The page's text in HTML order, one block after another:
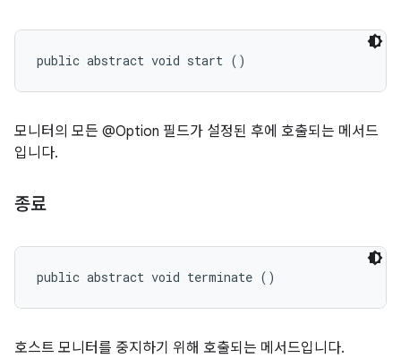
public abstract void start ()
모니터의 모든 @Option 필드가 설정된 후에 호출되는 메서드
입니다.
종료
public abstract void terminate ()
호스트 모니터를 중지하기 위해 호출되는 메서드입니다.